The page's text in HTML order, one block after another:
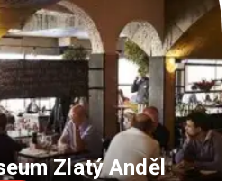
Zlatý Anděl